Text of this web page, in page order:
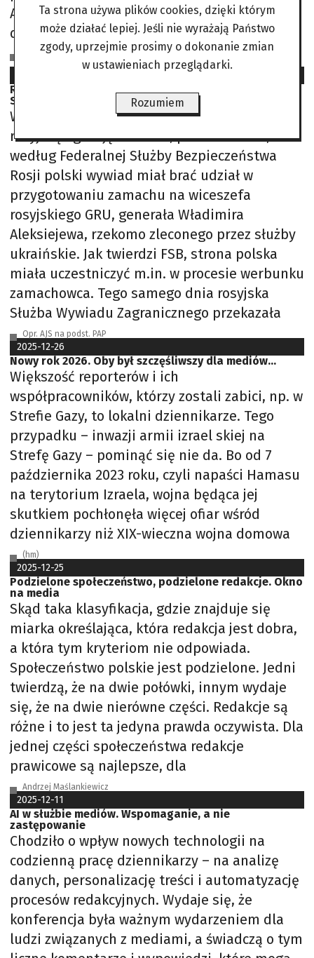
Ale 4 lutego okazał się „czarną środą”. Tego
dnia rano dziennikarzom
JP na podst.: New York Times, Washington Post, CNN, Associated Press,
Wall Street Journal, The Atlantic, The Guardian
Reuters przekazuje rosyjską dezinformację. Gen.
Stróżyk: to niepokojące
W poniedziałek Reuters, powołując się na
rosyjską agencję Interfax, poinformował, że
według Federalnej Służby Bezpieczeństwa
Rosji polski wywiad miał brać udział w
przygotowaniu zamachu na wiceszefa
rosyjskiego GRU, generała Władimira
Aleksiejewa, rzekomo zleconego przez służby
ukraińskie. Jak twierdzi FSB, strona polska
miała uczestniczyć m.in. w procesie werbunku
zamachowca. Tego samego dnia rosyjska
Służba Wywiadu Zagranicznego przekazała
Opr. AJS na podst. PAP
2025-12-26
Nowy rok 2026. Oby był szczęśliwszy dla mediów…
Większość reporterów i ich
współpracowników, którzy zostali zabici, np. w
Strefie Gazy, to lokalni dziennikarze. Tego
przypadku – inwazji armii izrael skiej na
Strefę Gazy – pominąć się nie da. Bo od 7
października 2023 roku, czyli napaści Hamasu
na terytorium Izraela, wojna będąca jej
skutkiem pochłonęła więcej ofiar wśród
dziennikarzy niż XIX-wieczna wojna domowa
(hm)
2025-12-25
Podzielone społeczeństwo, podzielone redakcje. Okno
na media
Skąd taka klasyfikacja, gdzie znajduje się
miarka określająca, która redakcja jest dobra,
a która tym kryteriom nie odpowiada.
Społeczeństwo polskie jest podzielone. Jedni
twierdzą, że na dwie połówki, innym wydaje
się, że na dwie nierówne części. Redakcje są
różne i to jest ta jedyna prawda oczywista. Dla
jednej części społeczeństwa redakcje
prawicowe są najlepsze, dla
Andrzej Maślankiewicz
2025-12-11
AI w służbie mediów. Wspomaganie, a nie
zastępowanie
Chodziło o wpływ nowych technologii na
codzienną pracę dziennikarzy – na analizę
danych, personalizację treści i automatyzację
procesów redakcyjnych. Wydaje się, że
konferencja była ważnym wydarzeniem dla
ludzi związanych z mediami, a świadczą o tym
Ta strona używa plików cookies, dzięki którym
może działać lepiej. Jeśli nie wyrażają Państwo
zgody, uprzejmie prosimy o dokonanie zmian
w ustawieniach przeglądarki.
Rozumiem